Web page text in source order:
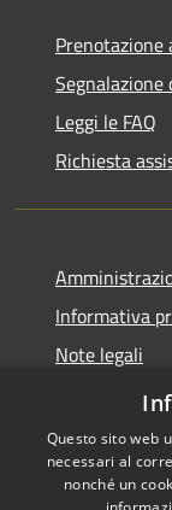
Segnalazione
Leggi le FAQ
Richiesta
Informativa
Note legali
Questo sito web
necessari al
nonché un